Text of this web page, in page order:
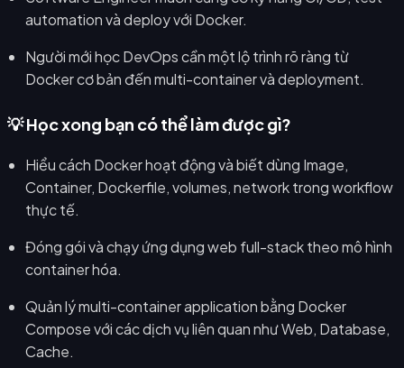
automation và deploy với Docker.
Người mới học DevOps cần một lộ trình rõ ràng từ
Docker cơ bản đến multi-container và deployment.
💡 Học xong bạn có thể làm được gì?
Hiểu cách Docker hoạt động và biết dùng Image,
Container, Dockerfile, volumes, network trong workflow
thực tế.
Đóng gói và chạy ứng dụng web full-stack theo mô hình
container hóa.
Quản lý multi-container application bằng Docker
Compose với các dịch vụ liên quan như Web, Database,
Cache.